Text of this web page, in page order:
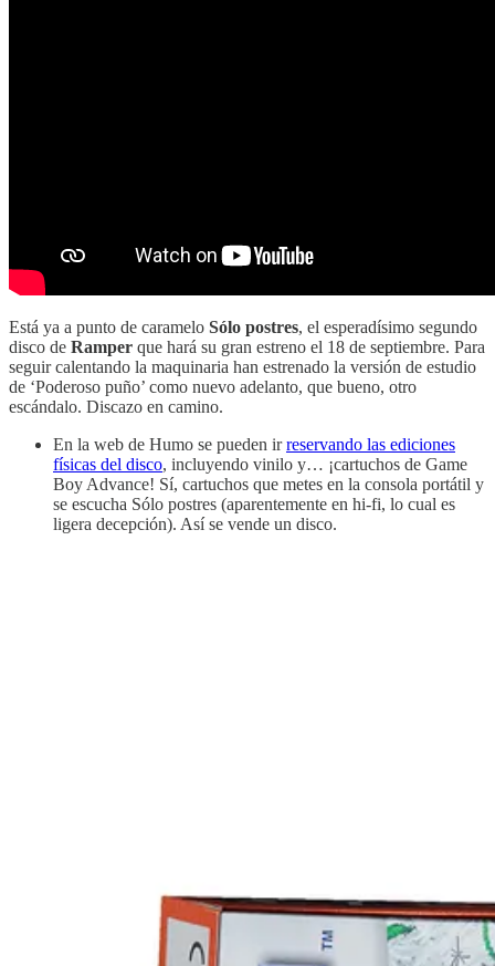
Está ya a punto de caramelo Sólo postres, el esperadísimo segundo
disco de Ramper que hará su gran estreno el 18 de septiembre. Para
seguir calentando la maquinaria han estrenado la versión de estudio
de ‘Poderoso puño’ como nuevo adelanto, que bueno, otro
escándalo. Discazo en camino.
En la web de Humo se pueden irreservando las ediciones
físicas del disco, incluyendo vinilo y… ¡cartuchos de Game
Boy Advance! Sí, cartuchos que metes en la consola portátil y
se escucha Sólo postres (aparentemente en hi-fi, lo cual es
ligera decepción). Así se vende un disco.